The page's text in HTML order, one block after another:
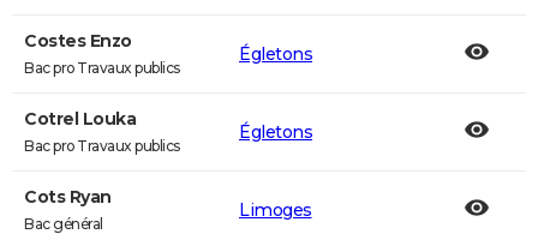
Costes Enzo
Bac pro Travaux publics
Égletons
Cotrel Louka
Bac pro Travaux publics
Égletons
Cots Ryan
Bac général
Limoges